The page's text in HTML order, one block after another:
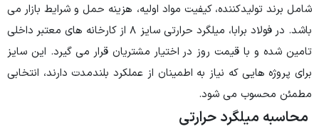
شامل برند تولیدکننده، کیفیت مواد اولیه، هزینه حمل و شرایط بازار می
باشد. در فولاد برابا، میلگرد حرارتی سایز ۸ از کارخانه های معتبر داخلی
تامین شده و با قیمت روز در اختیار مشتریان قرار می گیرد. این سایز
برای پروژه هایی که نیاز به اطمینان از عملکرد بلندمدت دارند، انتخابی
مطمئن محسوب می شود.
محاسبه میلگرد حرارتی